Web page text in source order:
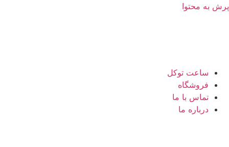
پرش به محتوا
ساعت توکل
فروشگاه
تماس با ما
درباره ما